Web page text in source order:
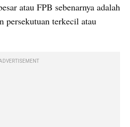
atau FPB sebenarnya adalah
persekutuan terkecil atau